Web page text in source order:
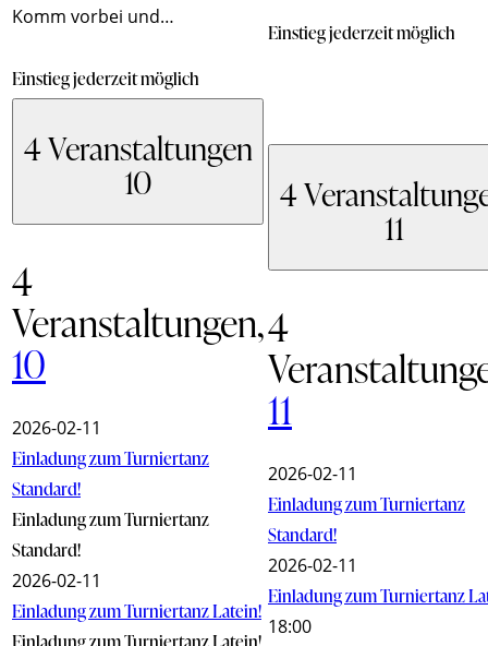
Komm vorbei und…
Einstieg jederzeit möglich
Einstieg jederzeit möglich
4 Veranstaltungen
10
4
Veranstaltungen,
10
2026-02-11
Einladung zum Turniertanz
Standard!
Einladung zum Turniertanz
Standard!
2026-02-11
Einladung zum Turniertanz Latein!
4
11
4
11
2026-02-11
Einladung zum Turniertanz
Standard!
2026-02-11
Einladung zum Turniertanz
18:00